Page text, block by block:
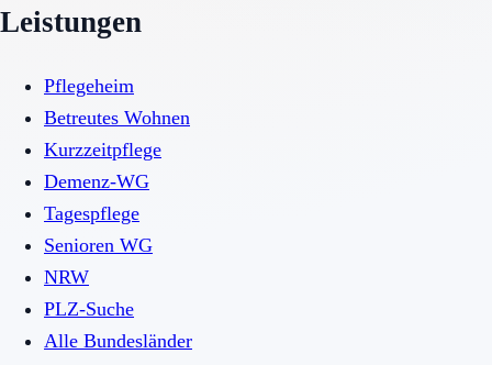
Leistungen
Pflegeheim
Betreutes Wohnen
Kurzzeitpflege
Demenz-WG
Tagespflege
Senioren WG
NRW
PLZ-Suche
Alle Bundesländer